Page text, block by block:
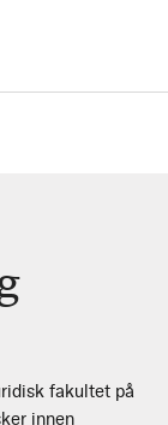
fakultet på
innen